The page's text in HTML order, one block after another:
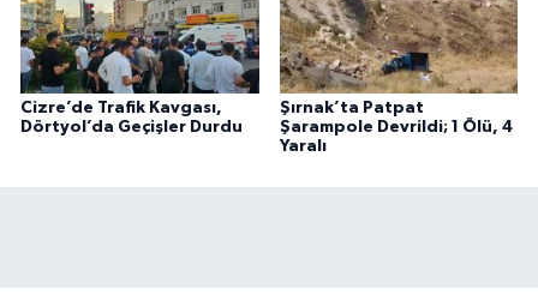
Cizre’de Trafik Kavgası,
Dörtyol’da Geçişler Durdu
Şırnak’ta Patpat
Şarampole Devrildi; 1 Ölü, 4
Yaralı